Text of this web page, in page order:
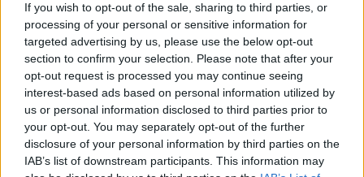
If you wish to opt-out of the sale, sharing to third parties, or
processing of your personal or sensitive information for
targeted advertising by us, please use the below opt-out
section to confirm your selection. Please note that after your
opt-out request is processed you may continue seeing
interest-based ads based on personal information utilized by
us or personal information disclosed to third parties prior to
your opt-out. You may separately opt-out of the further
disclosure of your personal information by third parties on the
IAB’s list of downstream participants. This information may